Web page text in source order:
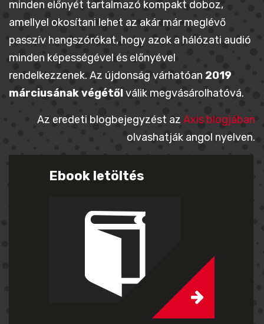
Ebook letöltés
minden előnyét tartalmazó kompakt doboz,
amellyel okosítani lehet az akár már meglévő
passzív hangszórókat, hogy azok a hálózati audió
minden képességével és előnyével
rendelkezzenek. Az újdonság várhatóan 2019
márciusának végétőlválik megvásárolhatóvá.
Az eredeti blogbejegyzést az Axis blogjában
olvashatják angol nyelven.